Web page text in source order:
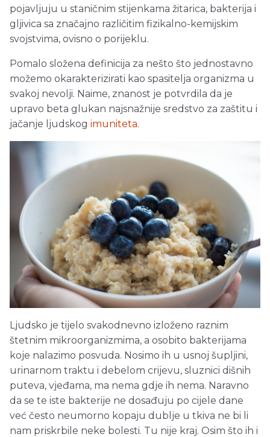
pojavljuju u staničnim stijenkama žitarica, bakterija i
gljivica sa značajno različitim fizikalno-kemijskim
svojstvima, ovisno o porijeklu.
Pomalo složena definicija za nešto što jednostavno
možemo okarakterizirati kao spasitelja organizma u
svakoj nevolji. Naime, znanost je potvrdila da je
upravo beta glukan najsnažnije sredstvo za zaštitu i
jačanje ljudskog imuniteta.
Ljudsko je tijelo svakodnevno izloženo raznim
štetnim mikroorganizmima, a osobito bakterijama
koje nalazimo posvuda. Nosimo ih u usnoj šupljini,
urinarnom traktu i debelom crijevu, sluznici dišnih
puteva, vjeđama, ma nema gdje ih nema. Naravno
da se te iste bakterije ne dosađuju po cijele dane
već često neumorno kopaju dublje u tkiva ne bi li
nam priskrbile neke bolesti. Tu nije kraj. Osim što ih i